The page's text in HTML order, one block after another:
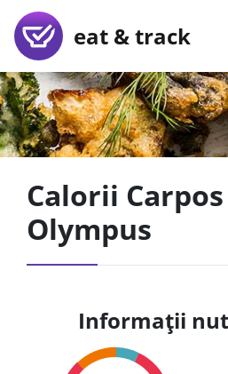
eat & track
Calorii
Olympus
Informații